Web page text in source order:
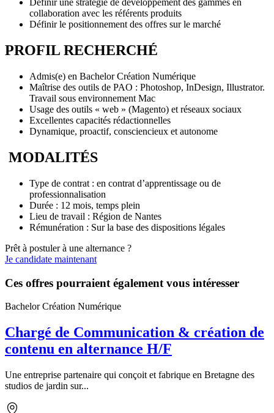
Définir une stratégie de développement des gammes en
collaboration avec les référents produits
Définir le positionnement des offres sur le marché
PROFIL RECHERCHÉ
Admis(e) en Bachelor Création Numérique
Maîtrise des outils de PAO : Photoshop, InDesign, Illustrator.
Travail sous environnement Mac
Usage des outils « web » (Magento) et réseaux sociaux
Excellentes capacités rédactionnelles
Dynamique, proactif, consciencieux et autonome
MODALITÉS
Type de contrat : en contrat d’apprentissage ou de
professionnalisation
Durée : 12 mois, temps plein
Lieu de travail : Région de Nantes
Rémunération : Sur la base des dispositions légales
Prêt à postuler à une alternance ?
Je candidate maintenant
Ces offres pourraient également vous intéresser
Bachelor Création Numérique
Chargé de Communication & création de
contenu en alternance H/F
Une entreprise partenaire qui conçoit et fabrique en Bretagne des
studios de jardin sur...